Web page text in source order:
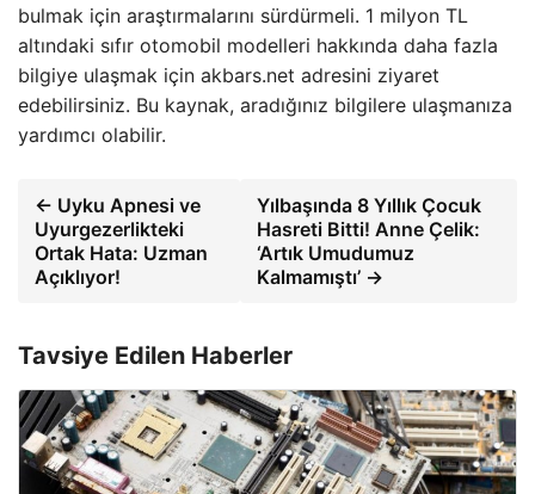
bulmak için araştırmalarını sürdürmeli. 1 milyon TL
altındaki sıfır otomobil modelleri hakkında daha fazla
bilgiye ulaşmak için akbars.net adresini ziyaret
edebilirsiniz. Bu kaynak, aradığınız bilgilere ulaşmanıza
yardımcı olabilir.
← Uyku Apnesi ve
Uyurgezerlikteki
Ortak Hata: Uzman
Açıklıyor!
Yılbaşında 8 Yıllık Çocuk
Hasreti Bitti! Anne Çelik:
‘Artık Umudumuz
Kalmamıştı’ →
Tavsiye Edilen Haberler